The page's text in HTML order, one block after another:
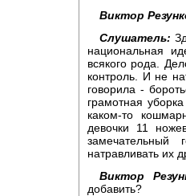
Виктор
Слушатель:
национальная
всякого рода.
контроль. И не
говорила -
грамотная
каком-то
девочки 11
натравливать их
Виктор
добавить?